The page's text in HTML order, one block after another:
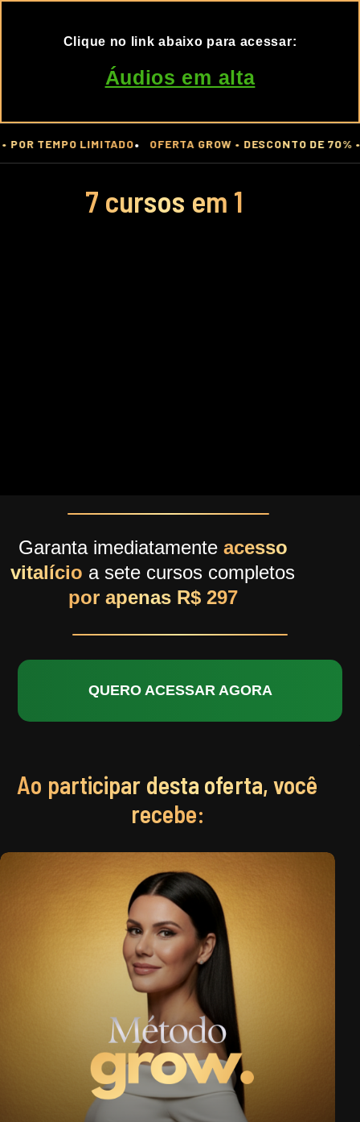
Clique no link abaixo para acessar:
Áudios em alta
LIMITADO• OFERTA GROW • DESCONTO DE 70% • POR
7 cursos em 1
Garanta imediatamente acesso
vitalício a sete cursos completos
por apenas R$ 297
QUERO ACESSAR AGORA
Ao participar desta oferta, você
recebe: